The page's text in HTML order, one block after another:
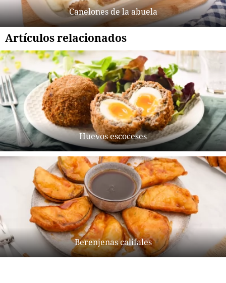
Canelones de la abuela
Artículos relacionados
Huevos escoceses
Berenjenas califales